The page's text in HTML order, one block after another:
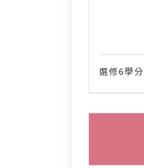
選修6學分